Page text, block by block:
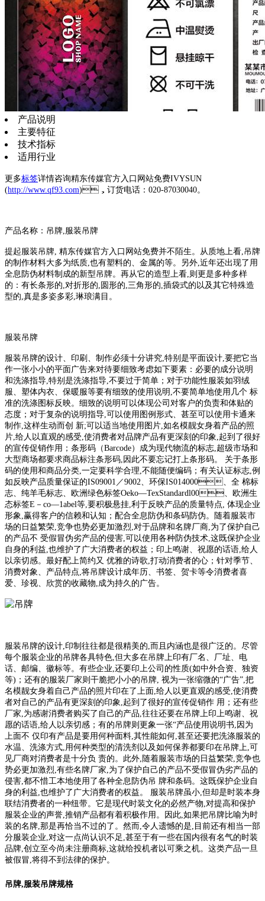
产品说明
主要特征
技术指标
适用行业
更多标签详情咨询精东传媒官方入口网站免费IVYSUN
(http://www.qf93.com)，订货电话：020-87030040。
产品名称：吊牌,服装吊牌
提起服装吊牌, 精东传媒官方入口网站免费并不陌生。从质地上看,吊牌
的制作材料大多为纸质,也有塑料的、金属的等。另外,近年还出现了用
全息防伪材料制成的新型吊牌。再从它的造型上看,则更是多种多样
的：有长条形的,对折形的,圆形的,三角形的,插袋式的以及其它特殊造
型的,真是多姿多彩,琳琅满目。
服装吊牌
服装吊牌的设计、印刷、制作必须十分讲究,特别是平面设计,要把它当
作一张小小的平面广告来对待要细致考虑如下要素：必要的成分说明
和洗涤指导,特别是洗涤指导,不要过于简单；对于功能性服装如羽绒
服、塑体内衣、保暖服等要有细致的使用说明,不要简单地使用几个 标
准的洗涤图标反映。细致的说明可以体现公司对客户的负责和体贴的
态度；对于复杂的说明指导,可以使用图例形式、甚至可以使用卡通来
制作,这样生动而创 新;可以适当地使用图片,如名模靓女身着产品的照
片,给人以直观的感受,使消费者对品牌产品有更深刻的印象,起到了很好
的宣传促销作用；条形码（Barcode）成为现代物流的标志,超级市场和
大型商场都要求商品标注条形码,因此不要忘记打上条形码。 关于条形
码的使用和商品分类,一定要科学合理,不能随便编码；有关认证标志,例
如反映产品质量保证的IS09001／9002、环保IS014000、全 棉标
志、纯羊毛标志、欧洲绿色标签Oeko—TexStandardl00、欧洲生
态标签E－co—1abel等,要积极悬挂,利于反映产品的质量特点, 体现企业
形象,赢得客户的信赖和认知；配合全息防伪和条码防伪。随着服装市
场的日益繁荣,竞争也势必更加激烈,对于品牌和名牌厂商,为了保护自己
的产品不 受假冒伪劣产品的侵害,可以使用各种防伪技术,这既保护企业
自身的利益,也维护了广大消费者的权益；印上鸣谢、祝愿的话语,给人
以亲切感。最好配上简约又 优雅的诗歌,打动消费者的心；针对季节、
消费对象、产品特点,将吊牌设计成年历、书签、贺卡等令消费者喜
爱、珍视、欣赏的收藏物,成为持久的广告。
服装吊牌的设计,印制往往都是很精美的,而且内涵也是很广泛的。尽管
每个服装企业的吊牌各具特色,但大多在吊牌上印有厂名、厂址、电
话、邮编、徽标等。有些企业,还要印上公司的性质(如中外合资、独资
等)；还有的服装厂家则干脆把小小的吊牌, 视为一张缩微的“广告”,把
名模靓女身着自己产品的照片印在了上面,给人以更直观的感受,使消费
者对自己的产品有更深刻的印象,起到了很好的宣传促销作 用；还有些
厂家,为感谢消费者购买了自己的产品,往往还要在吊牌上印上鸣谢、祝
愿的话语,给人以亲切感；有的吊牌则更象一张“产品使用说明书,因为
上面不 仅印有产品是要用何种面料,其性能如何,甚至还要把洗涤服装的
水温、洗涤方式,用何种类型的清洗剂以及如何保养都要印在吊牌上,可
见厂商对消费者是十分负 责的。此外,随着服装市场的日益繁荣,竞争也
势必更加激烈,有些名牌厂家,为了保护自己的产品不受假冒伪劣产品的
侵害,都不惜工本地使用了各种全息防伪吊 牌和条码。这既保护企业自
身的利益,也维护了广大消费者的权益。 服装吊牌虽小,但却是时装本身
联结消费者的一种纽带。它是现代时装文化的必然产物,对提高和保护
服装企业的声誉,推销产品都有着积极作用。因此,如果把吊牌比喻为时
装的名牌,那是再恰当不过的了。然而,令人遗憾的是,目前还有相当一部
分服装企业,对这一点尚认识不足,甚至于有一些在国内很有名气的时装
品牌,创立至今尚未注册商标,这就给投机者以可乘之机。这类产品一旦
被假冒,将得不到法律的保护。
吊牌,服装吊牌规格